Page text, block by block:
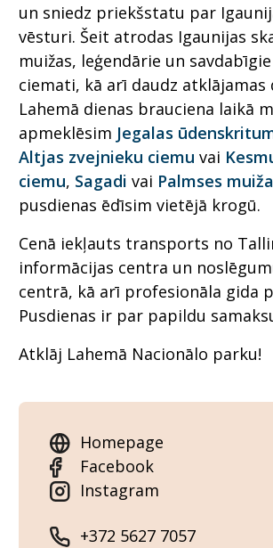
un sniedz priekšstatu par
vēsturi. Šeit atrodas Igaunijas
muižas, leģendārie un
ciemati, kā arī daudz atklājamas
Lahemā dienas brauciena laikā
apmeklēsim Jegalas
Altjas zvejnieku ciemu vai
ciemu, Sagadi vai Palmses muiža
pusdienas ēdīsim vietējā krogū.
Cenā iekļauts transports no
informācijas centra un
centrā, kā arī profesionāla gida
Pusdienas ir par papildu
Atklāj Lahemā Nacionālo parku!
Homepage
Facebook
Instagram
+372 5627 7057